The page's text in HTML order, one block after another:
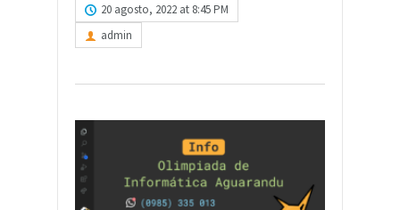
20 agosto, 2022 at 8:45 PM
admin